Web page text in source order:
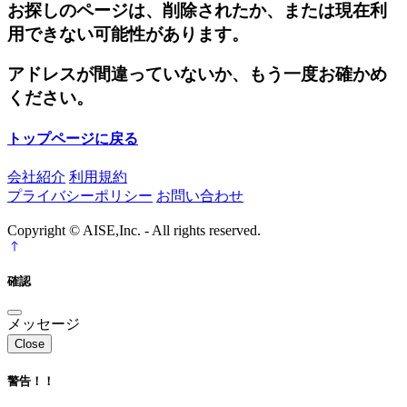
お探しのページは、削除されたか、または現在利
用できない可能性があります。
アドレスが間違っていないか、もう一度お確かめ
ください。
トップページに戻る
会社紹介 利用規約
プライバシーポリシー お問い合わせ
Copyright © AISE,Inc. - All rights reserved.
確認
メッセージ
Close
警告！！